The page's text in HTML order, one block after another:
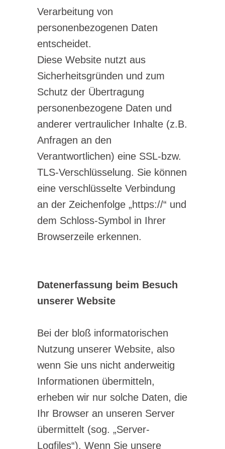
Verarbeitung von
personenbezogenen Daten
entscheidet.
Diese Website nutzt aus
Sicherheitsgründen und zum
Schutz der Übertragung
personenbezogene Daten und
anderer vertraulicher Inhalte (z.B.
Anfragen an den
Verantwortlichen) eine SSL-bzw.
TLS-Verschlüsselung. Sie können
eine verschlüsselte Verbindung
an der Zeichenfolge „https://“ und
dem Schloss-Symbol in Ihrer
Browserzeile erkennen.
Datenerfassung beim Besuch
unserer Website
Bei der bloß informatorischen
Nutzung unserer Website, also
wenn Sie uns nicht anderweitig
Informationen übermitteln,
erheben wir nur solche Daten, die
Ihr Browser an unseren Server
übermittelt (sog. „Server-
Logfiles“). Wenn Sie unsere